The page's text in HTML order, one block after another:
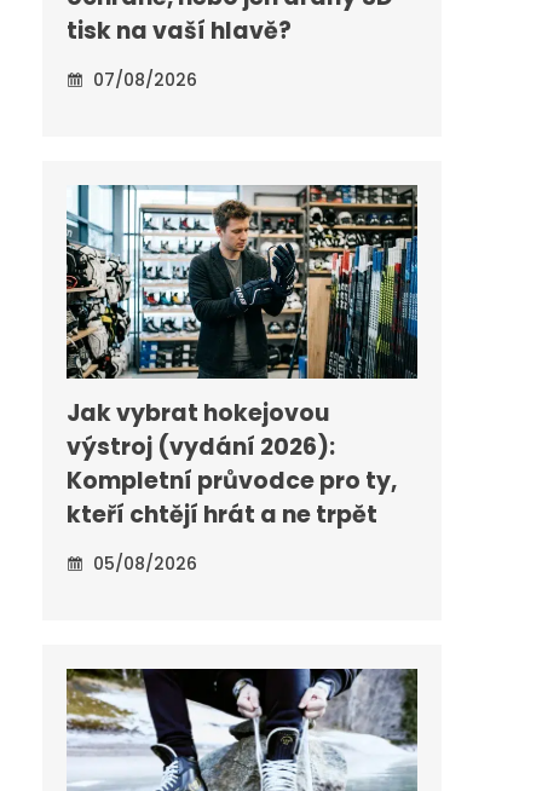
tisk na vaší hlavě?
07/08/2026
Jak vybrat hokejovou
výstroj (vydání 2026):
Kompletní průvodce pro ty,
kteří chtějí hrát a ne trpět
05/08/2026